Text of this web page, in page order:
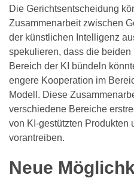
Die Gerichtsentscheidung
Zusammenarbeit zwischen
der künstlichen Intelligenz
spekulieren, dass die
Bereich der KI bündeln
engere Kooperation im
Modell. Diese
verschiedene Bereiche
von KI-gestützten Produkten
vorantreiben.
Neue